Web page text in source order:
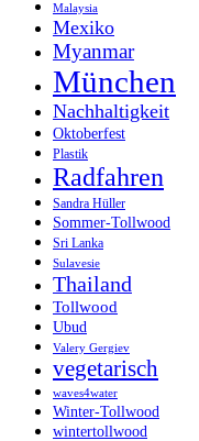
Malaysia
Mexiko
Myanmar
München
Nachhaltigkeit
Oktoberfest
Plastik
Radfahren
Sandra Hüller
Sommer-Tollwood
Sri Lanka
Sulavesie
Thailand
Tollwood
Ubud
Valery Gergiev
vegetarisch
waves4water
Winter-Tollwood
wintertollwood